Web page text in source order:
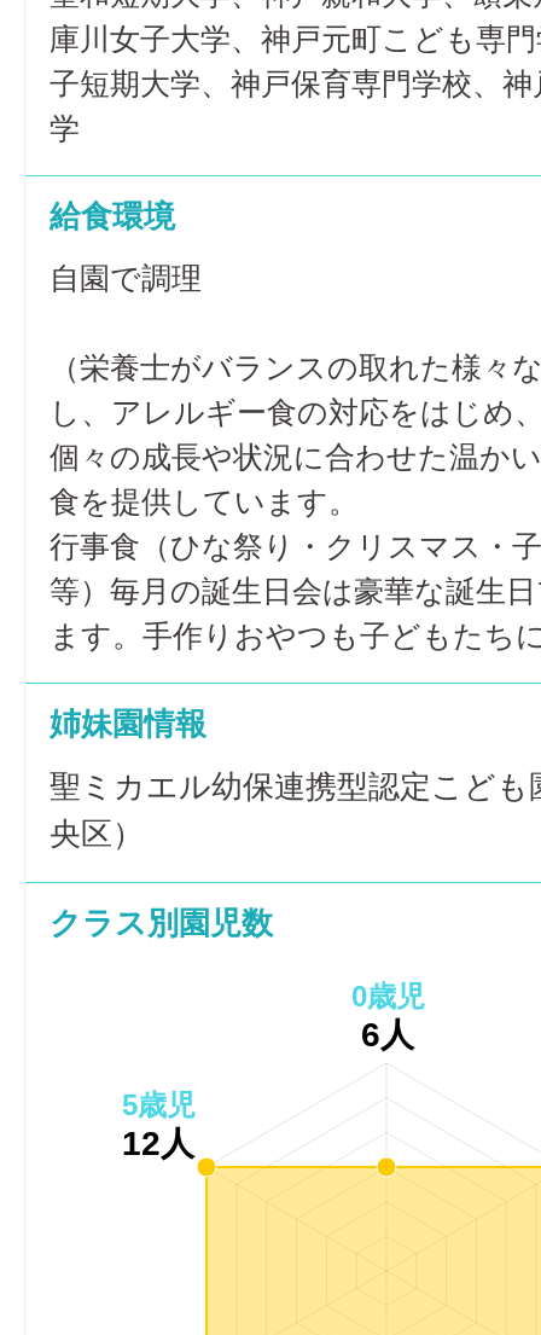
庫川女子大学、神戸元町こども専
子短期大学、神戸保育専門学校、
学
給食環境
自園で調理
（栄養士がバランスの取れた様々
し、アレルギー食の対応をはじめ
個々の成長や状況に合わせた温か
食を提供しています。
行事食（ひな祭り・クリスマス・
等）毎月の誕生日会は豪華な誕生
ます。手作りおやつも子どもたち
姉妹園情報
聖ミカエル幼保連携型認定こども
央区）
クラス別園児数
0歳児
6人
5歳児
12人